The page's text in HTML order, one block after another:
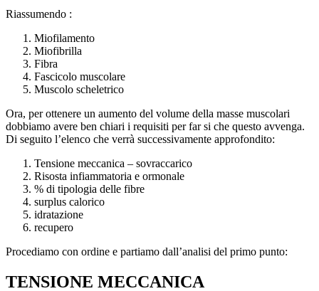
Riassumendo :
Miofilamento
Miofibrilla
Fibra
Fascicolo muscolare
Muscolo scheletrico
Ora, per ottenere un aumento del volume della masse muscolari
dobbiamo avere ben chiari i requisiti per far si che questo avvenga.
Di seguito l’elenco che verrà successivamente approfondito:
Tensione meccanica – sovraccarico
Risosta infiammatoria e ormonale
% di tipologia delle fibre
surplus calorico
idratazione
recupero
Procediamo con ordine e partiamo dall’analisi del primo punto:
TENSIONE MECCANICA